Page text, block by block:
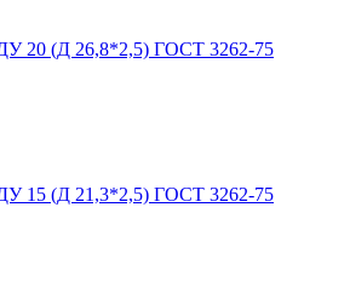
20 (Д 26,8*2,5) ГОСТ 3262-75
15 (Д 21,3*2,5) ГОСТ 3262-75